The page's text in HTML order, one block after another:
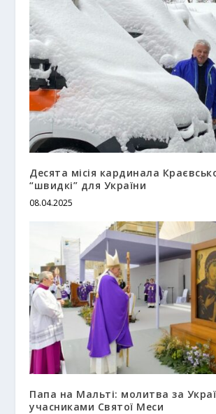
Десята місія кардинала
“швидкі” для України
08.04.2025
Папа на Мальті: молитва за
учасниками Святої Меси